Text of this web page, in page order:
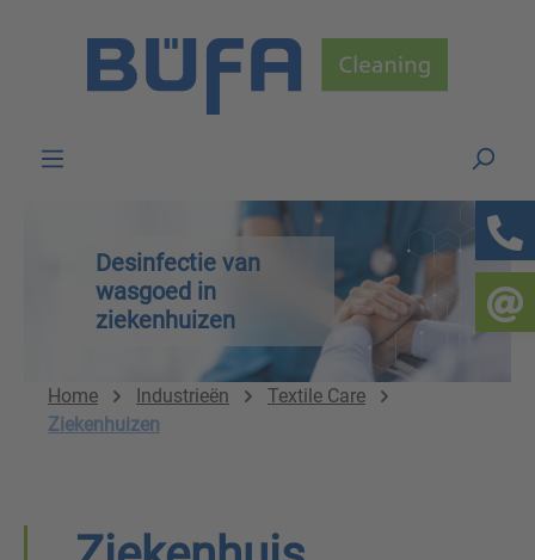
Desinfectie van
wasgoed in
ziekenhuizen
Home Industrieën
Textile Care
Ziekenhuizen